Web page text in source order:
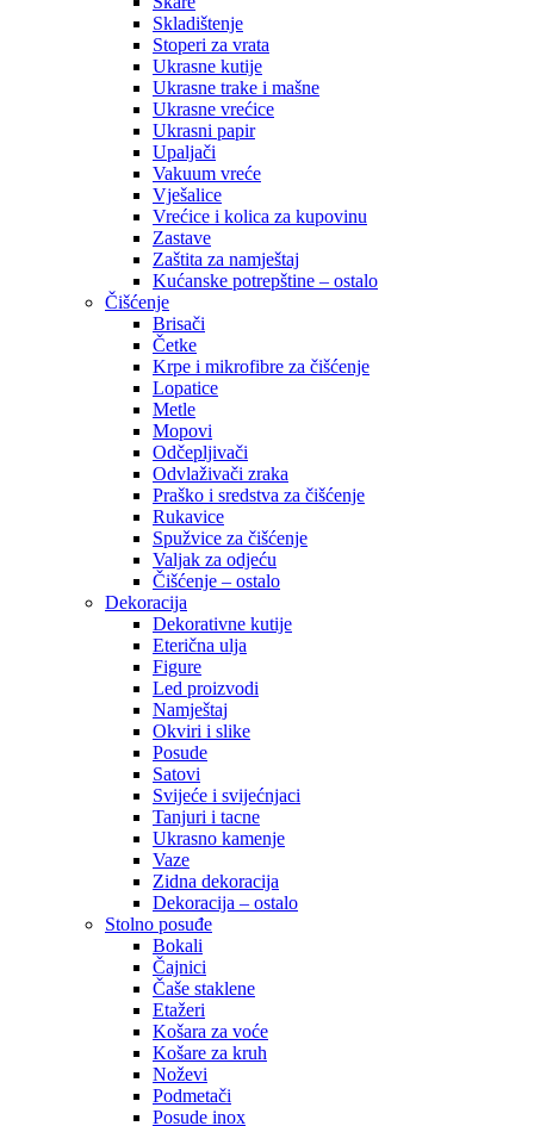
Skladištenje
Stoperi za vrata
Ukrasne kutije
Ukrasne trake i mašne
Ukrasne vrećice
Ukrasni papir
Upaljači
Vakuum vreće
Vješalice
Vrećice i kolica za kupovinu
Zastave
Zaštita za namještaj
Kućanske potrepštine – ostalo
Čišćenje
Brisači
Četke
Krpe i mikrofibre za čišćenje
Lopatice
Metle
Mopovi
Odčepljivači
Odvlaživači zraka
Praško i sredstva za čišćenje
Rukavice
Spužvice za čišćenje
Valjak za odjeću
Čišćenje – ostalo
Dekoracija
Dekorativne kutije
Eterična ulja
Figure
Led proizvodi
Namještaj
Okviri i slike
Posude
Satovi
Svijeće i svijećnjaci
Tanjuri i tacne
Ukrasno kamenje
Vaze
Zidna dekoracija
Dekoracija – ostalo
Stolno posuđe
Bokali
Čajnici
Čaše staklene
Etažeri
Košara za voće
Košare za kruh
Noževi
Podmetači
Posude inox